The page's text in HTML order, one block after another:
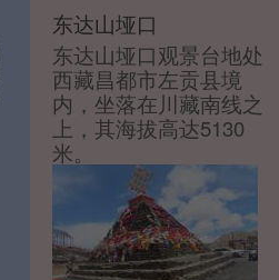
东达山垭口
东达山垭口观景台地处
西藏昌都市左贡县境
内，坐落在川藏南线之
上，其海拔高达5130
米。